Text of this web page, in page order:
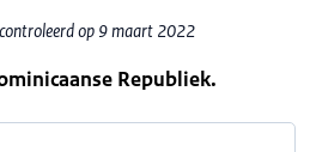
op 9 maart 2022
Republiek.